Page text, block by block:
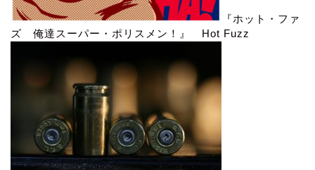
『ホット・ファ
ズ 俺達スーパー・ポリスメン！』 Hot Fuzz